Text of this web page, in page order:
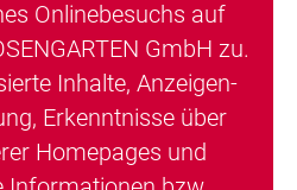
Onlinebesuchs auf
GmbH zu.
Inhalte, Anzeigen-
Erkenntnisse über
Homepages und